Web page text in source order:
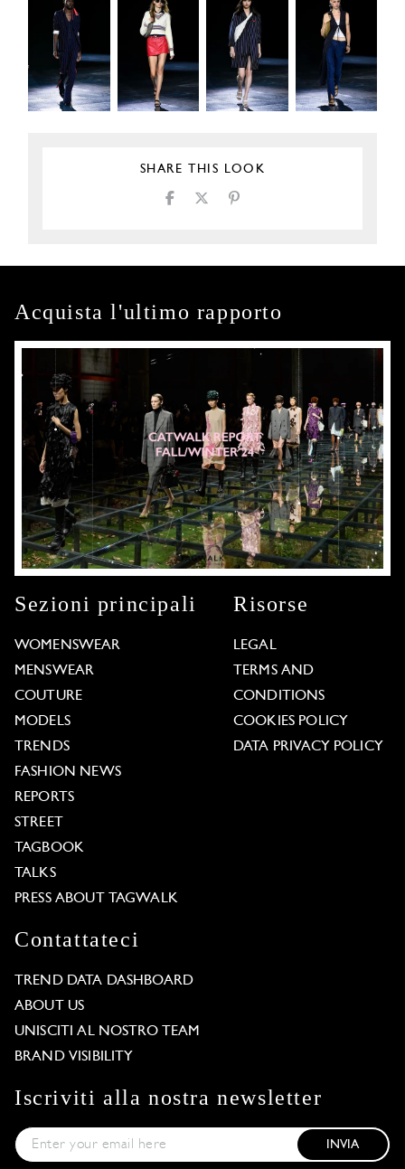
SHARE THIS LOOK
Acquista l'ultimo rapporto
Sezioni principali
WOMENSWEAR
MENSWEAR
COUTURE
MODELS
TRENDS
FASHION NEWS
REPORTS
STREET
TAGBOOK
TALKS
PRESS ABOUT TAGWALK
Risorse
LEGAL
TERMS AND
CONDITIONS
COOKIES POLICY
DATA PRIVACY POLICY
Contattateci
TREND DATA DASHBOARD
ABOUT US
UNISCITI AL NOSTRO TEAM
BRAND VISIBILITY
Iscriviti alla nostra newsletter
INVIA